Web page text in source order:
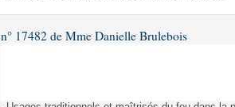
17482 de Mme Danielle Brulebois